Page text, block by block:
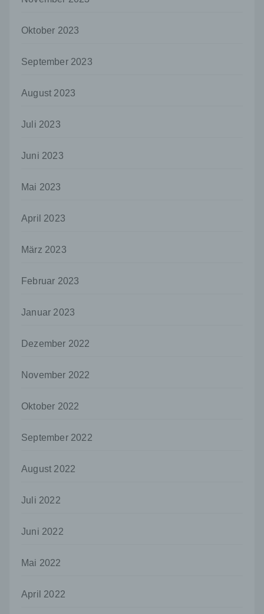
Oktober 2023
September 2023
August 2023
Juli 2023
Juni 2023
Mai 2023
April 2023
März 2023
Februar 2023
Januar 2023
Dezember 2022
November 2022
Oktober 2022
September 2022
August 2022
Juli 2022
Juni 2022
Mai 2022
April 2022
Verantwortlicher ist die natürliche oder
gemeinsam mit anderen über die Zwecke
personenbezogenen Daten entscheidet.
Sind die Zwecke und Mittel dieser
das Recht der Mitgliedstaaten vorgegeben,
Kriterien seiner Benennung nach dem
Mitgliedstaaten vorgesehen werden.
Auftragsverarbeiter ist eine natürliche oder
Daten im Auftrag des Verantwortlichen
i) Empfänger
Person, Behörde, Einrichtung oder andere
offengelegt werden, unabhängig davon, ob
bestimmten Untersuchungsauftrags nach
personenbezogene Daten erhalten, gelten
j) Dritter
Person, Behörde, Einrichtung oder andere
Verantwortlichen, dem Auftragsverarbeiter
Verantwortlichen oder des
Einwilligung ist jede von der betroffenen